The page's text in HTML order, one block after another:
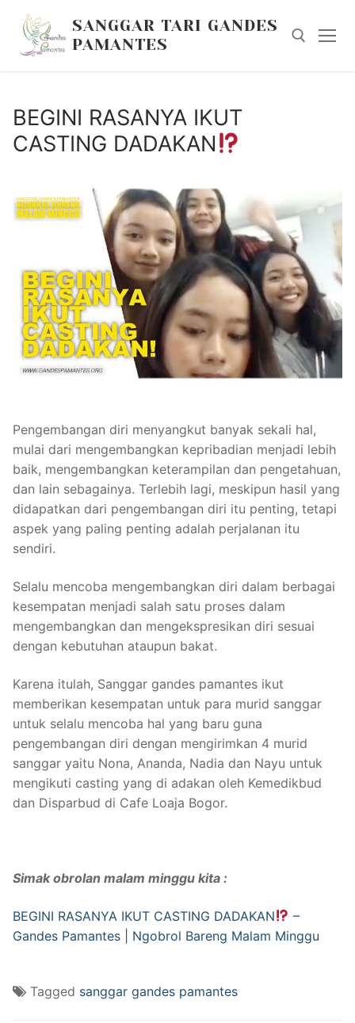
content
SANGGAR TARI GANDES
PAMANTES
BEGINI RASANYA IKUT
CASTING DADAKAN
Pengembangan diri menyangkut banyak sekali hal,
mulai dari mengembangkan kepribadian menjadi lebih
baik, mengembangkan keterampilan dan pengetahuan,
dan lain sebagainya. Terlebih lagi, meskipun hasil yang
didapatkan dari pengembangan diri itu penting, tetapi
aspek yang paling penting adalah perjalanan itu
sendiri.
Selalu mencoba mengembangkan diri dalam berbagai
kesempatan menjadi salah satu proses dalam
mengembangkan dan mengekspresikan diri sesuai
dengan kebutuhan ataupun bakat.
Karena itulah, Sanggar gandes pamantes ikut
memberikan kesempatan untuk para murid sanggar
untuk selalu mencoba hal yang baru guna
pengembangan diri dengan mengirimkan 4 murid
sanggar yaitu Nona, Ananda, Nadia dan Nayu untuk
mengikuti casting yang di adakan oleh Kemedikbud
dan Disparbud di Cafe Loaja Bogor.
Simak obrolan malam minggu kita :
BEGINI RASANYA IKUT CASTING DADAKAN
–
Gandes Pamantes | Ngobrol Bareng Malam Minggu
Tagged sanggar gandes pamantes